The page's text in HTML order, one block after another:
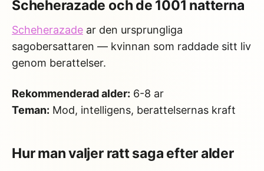
Scheherazade och de 1001 natterna
Scheherazade ar den ursprungliga
sagobersattaren — kvinnan som raddade sitt liv
genom berattelser.
Rekommenderad alder: 6-8 ar
Teman: Mod, intelligens, berattelsernas kraft
Hur man valjer ratt saga efter alder